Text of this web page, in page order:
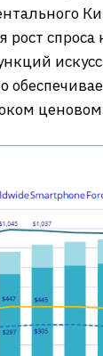
рост
ценовом